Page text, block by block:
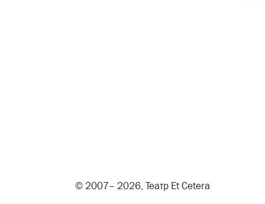
© 2007– 2026, Театр Et Cetera